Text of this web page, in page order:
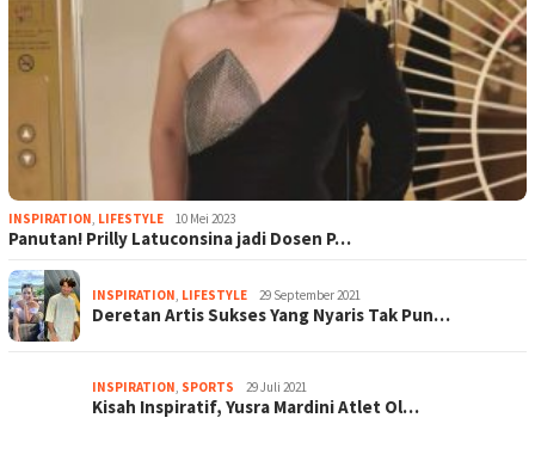
INSPIRATION, LIFESTYLE 10 Mei 2023
Panutan! Prilly Latuconsina jadi Dosen P…
INSPIRATION, LIFESTYLE 29 September 2021
Deretan Artis Sukses Yang Nyaris Tak Pun…
INSPIRATION, SPORTS 29 Juli 2021
Kisah Inspiratif, Yusra Mardini Atlet Ol…